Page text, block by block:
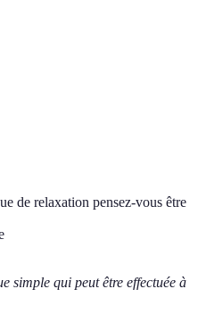
de relaxation pensez-vous être
simple qui peut être effectuée à